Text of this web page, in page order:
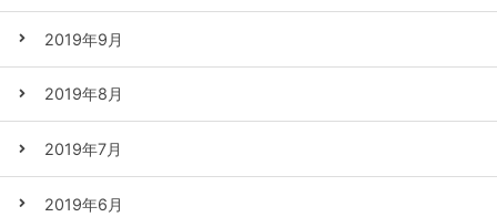
2019年9月
2019年8月
2019年7月
2019年6月